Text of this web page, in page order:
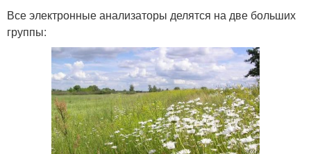
Все электронные анализаторы делятся на две больших
группы: